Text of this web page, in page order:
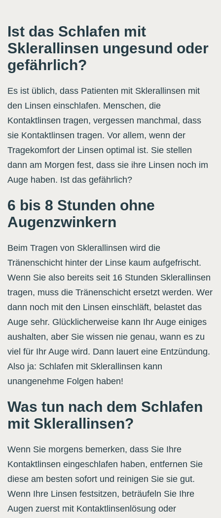
Ist das Schlafen mit
Sklerallinsen ungesund oder
gefährlich?
Es ist üblich, dass Patienten mit Sklerallinsen mit
den Linsen einschlafen. Menschen, die
Kontaktlinsen tragen, vergessen manchmal, dass
sie Kontaktlinsen tragen. Vor allem, wenn der
Tragekomfort der Linsen optimal ist. Sie stellen
dann am Morgen fest, dass sie ihre Linsen noch im
Auge haben. Ist das gefährlich?
6 bis 8 Stunden ohne
Augenzwinkern
Beim Tragen von Sklerallinsen wird die
Tränenschicht hinter der Linse kaum aufgefrischt.
Wenn Sie also bereits seit 16 Stunden Sklerallinsen
tragen, muss die Tränenschicht ersetzt werden. Wer
dann noch mit den Linsen einschläft, belastet das
Auge sehr. Glücklicherweise kann Ihr Auge einiges
aushalten, aber Sie wissen nie genau, wann es zu
viel für Ihr Auge wird. Dann lauert eine Entzündung.
Also ja: Schlafen mit Sklerallinsen kann
unangenehme Folgen haben!
Was tun nach dem Schlafen
mit Sklerallinsen?
Wenn Sie morgens bemerken, dass Sie Ihre
Kontaktlinsen eingeschlafen haben, entfernen Sie
diese am besten sofort und reinigen Sie sie gut.
Wenn Ihre Linsen festsitzen, beträufeln Sie Ihre
Augen zuerst mit Kontaktlinsenlösung oder